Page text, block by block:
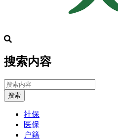
搜索内容
搜索
社保
医保
户籍